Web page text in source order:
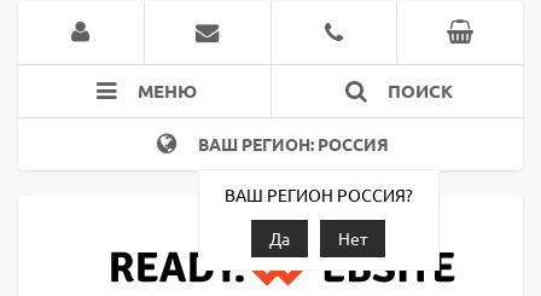
МЕНЮ ПОИСК
ВАШ РЕГИОН: РОССИЯ
ВАШ РЕГИОН РОССИЯ?
Да
Нет